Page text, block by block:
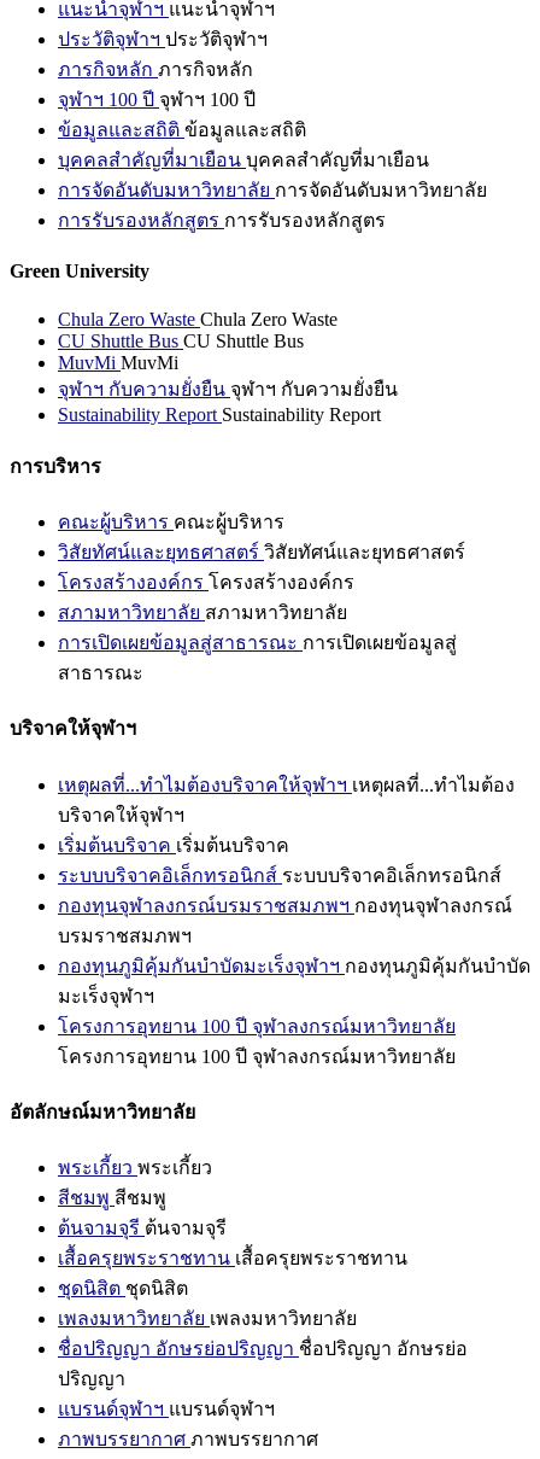
แนะนำจุฬาฯ แนะนำจุฬาฯ
ประวัติจุฬาฯ ประวัติจุฬาฯ
ภารกิจหลัก ภารกิจหลัก
จุฬาฯ 100 ปี จุฬาฯ 100 ปี
ข้อมูลและสถิติ ข้อมูลและสถิติ
บุคคลสำคัญที่มาเยือน บุคคลสำคัญที่มาเยือน
การจัดอันดับมหาวิทยาลัย การจัดอันดับมหาวิทยาลัย
การรับรองหลักสูตร การรับรองหลักสูตร
Green University
Chula Zero Waste Chula Zero Waste
CU Shuttle Bus CU Shuttle Bus
MuvMi MuvMi
จุฬาฯ กับความยั่งยืน จุฬาฯ กับความยั่งยืน
Sustainability Report Sustainability Report
การบริหาร
คณะผู้บริหาร คณะผู้บริหาร
วิสัยทัศน์และยุทธศาสตร์ วิสัยทัศน์และยุทธศาสตร์
โครงสร้างองค์กร โครงสร้างองค์กร
สภามหาวิทยาลัย สภามหาวิทยาลัย
การเปิดเผยข้อมูลสู่สาธารณะ การเปิดเผยข้อมูลสู่
สาธารณะ
บริจาคให้จุฬาฯ
เหตุผลที่...ทำไมต้องบริจาคให้จุฬาฯ เหตุผลที่...ทำไมต้อง
บริจาคให้จุฬาฯ
เริ่มต้นบริจาค เริ่มต้นบริจาค
ระบบบริจาคอิเล็กทรอนิกส์ ระบบบริจาคอิเล็กทรอนิกส์
กองทุนจุฬาลงกรณ์บรมราชสมภพฯ กองทุนจุฬาลงกรณ์
บรมราชสมภพฯ
กองทุนภูมิคุ้มกันบำบัดมะเร็งจุฬาฯ กองทุนภูมิคุ้มกันบำบัด
มะเร็งจุฬาฯ
โครงการอุทยาน 100 ปี จุฬาลงกรณ์มหาวิทยาลัย
โครงการอุทยาน 100 ปี จุฬาลงกรณ์มหาวิทยาลัย
อัตลักษณ์มหาวิทยาลัย
พระเกี้ยว พระเกี้ยว
สีชมพู สีชมพู
ต้นจามจุรี ต้นจามจุรี
เสื้อครุยพระราชทาน เสื้อครุยพระราชทาน
ชุดนิสิต ชุดนิสิต
เพลงมหาวิทยาลัย เพลงมหาวิทยาลัย
ชื่อปริญญา อักษรย่อปริญญา ชื่อปริญญา อักษรย่อ
ปริญญา
แบรนด์จุฬาฯ แบรนด์จุฬาฯ
ภาพบรรยากาศ ภาพบรรยากาศ